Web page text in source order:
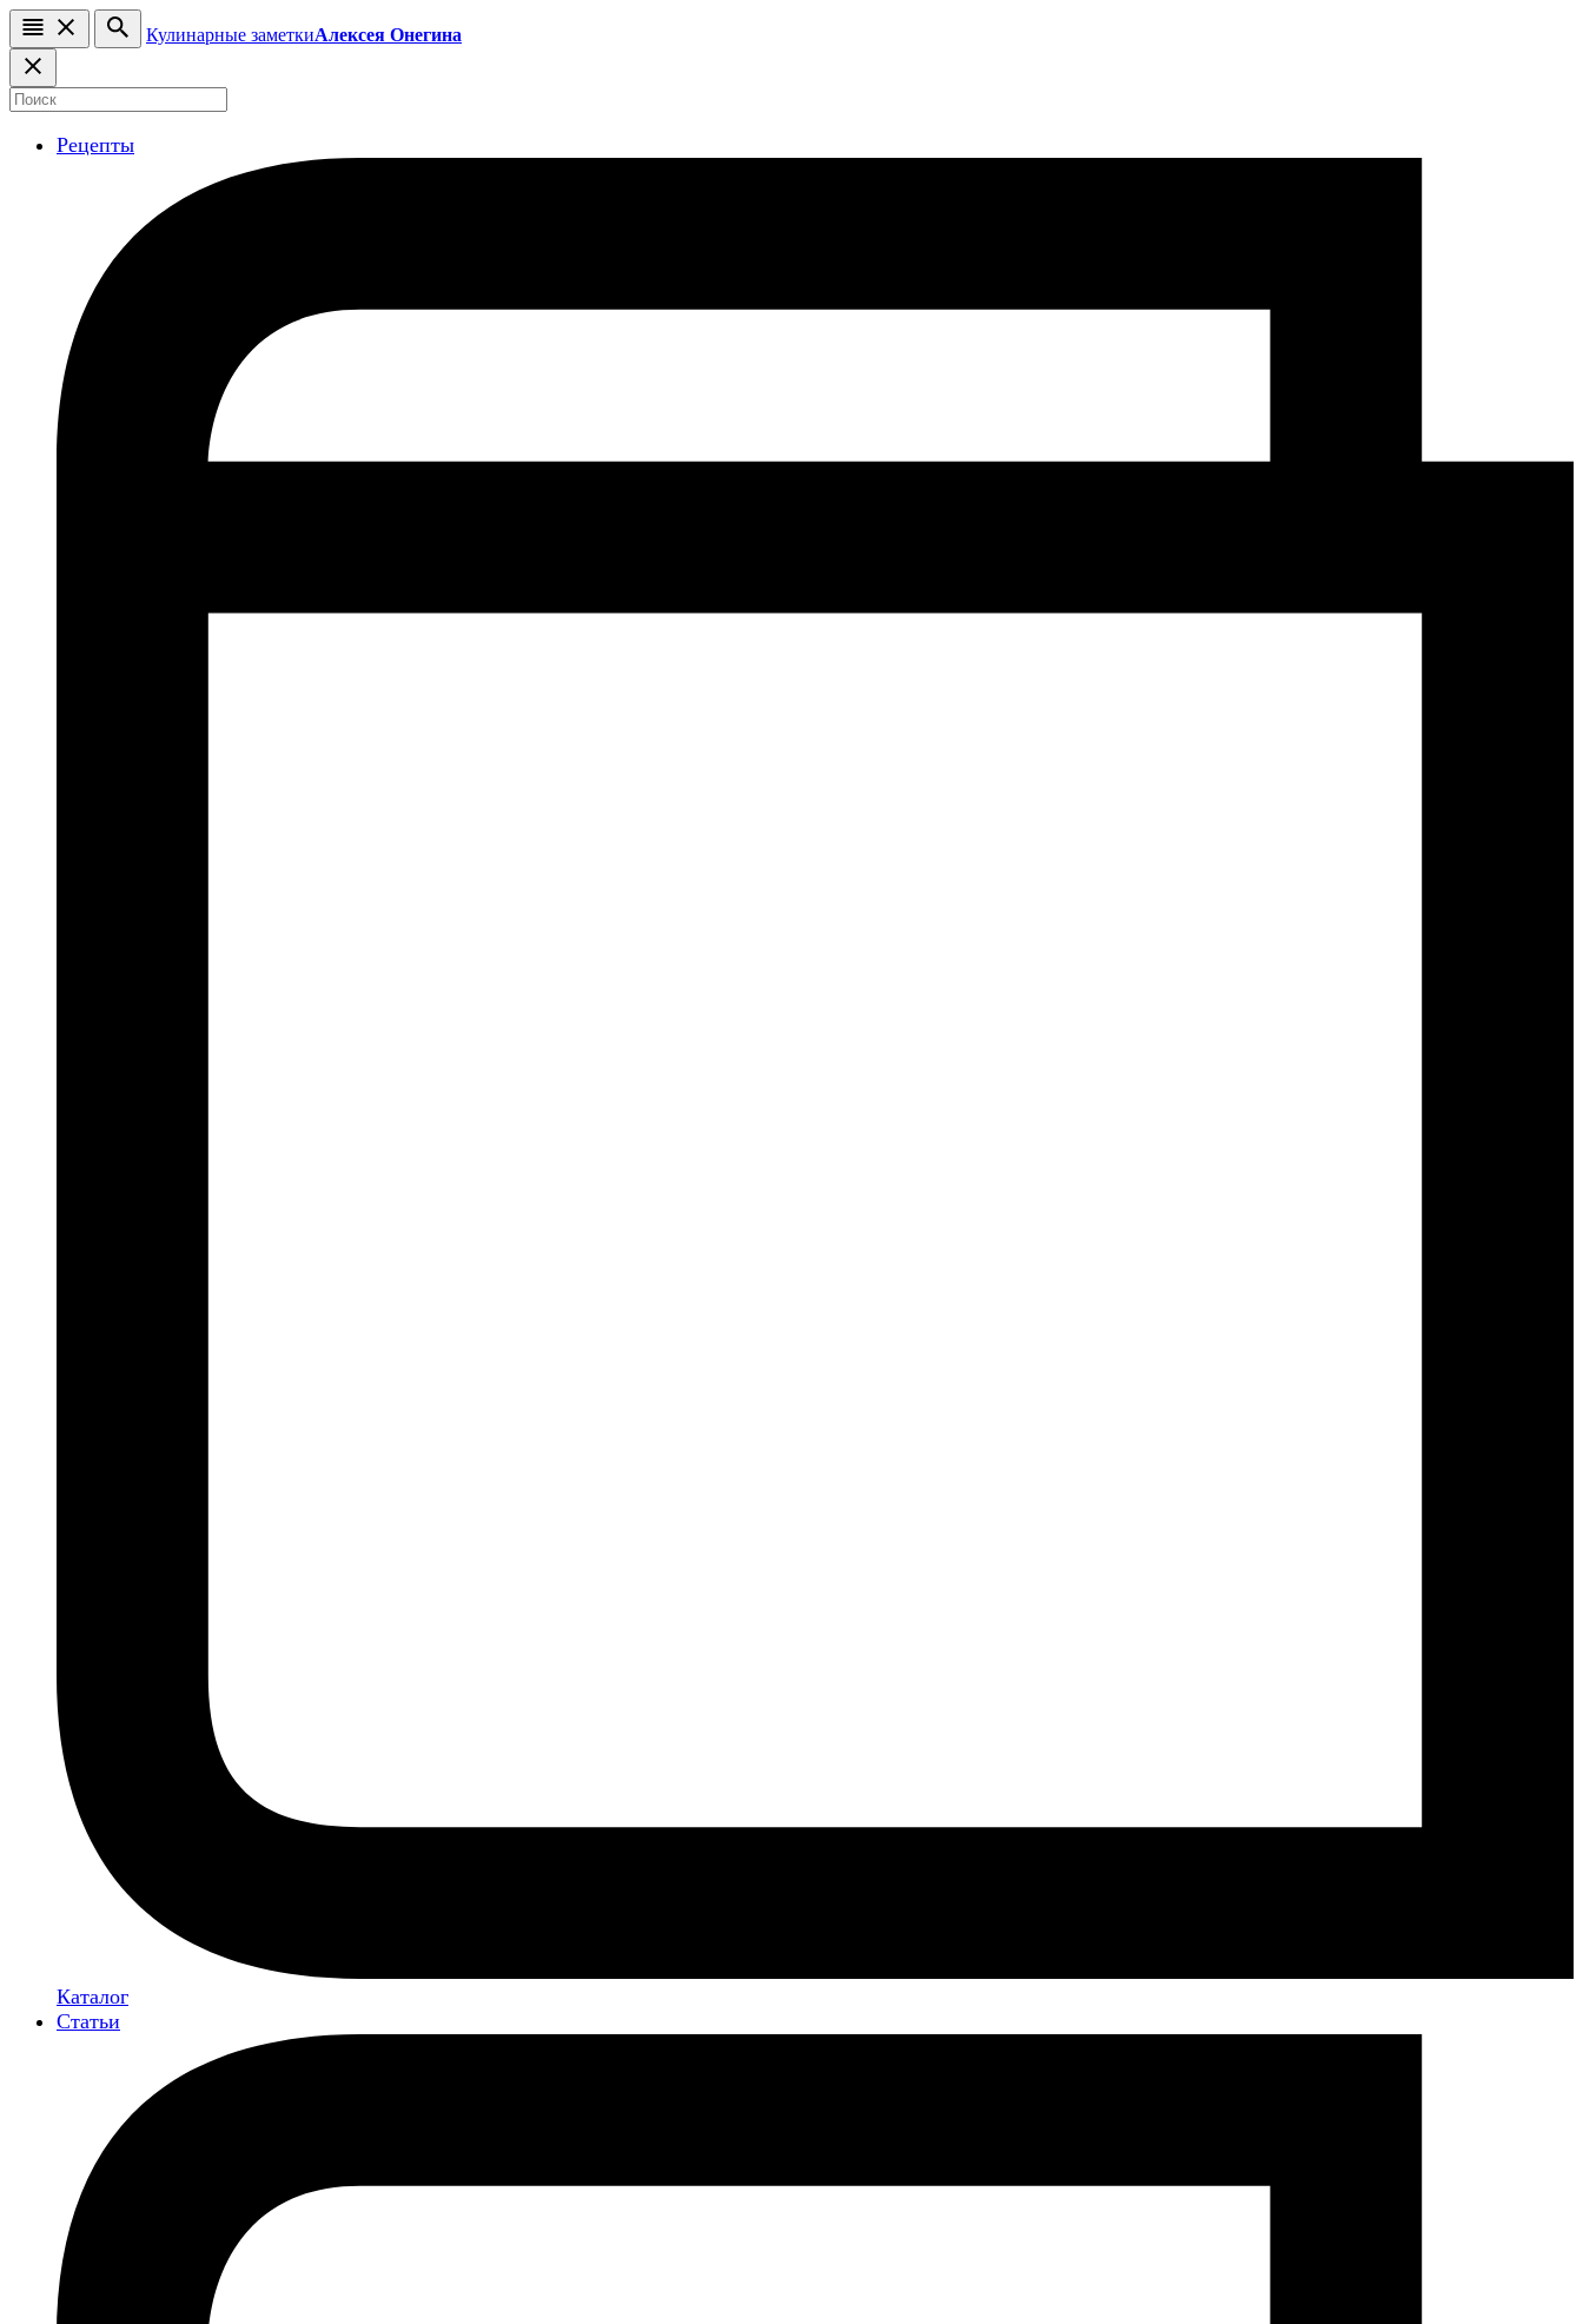
Кулинарные заметкиАлексея Онегина
Рецепты
Каталог
Статьи